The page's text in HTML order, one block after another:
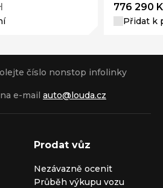
776 290
Přidat k
číslo nonstop infolinky
e-mail auto@louda.cz
Prodat vůz
Nezávazně ocenit
Průběh výkupu vozu